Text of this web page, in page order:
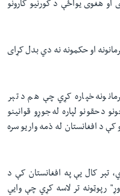
او هغوی یواځې د کورنیو کارونو
او حکمونه نه دي بدل کړای
خپاره کړي چې هم د تېر
حقونو لپاره له جوړو قوانینو
کې د افغانستان له ذمه واریو سره
تېر کال یې په افغانستان کې د
رپوټونه تر لاسه کړي چې وایي